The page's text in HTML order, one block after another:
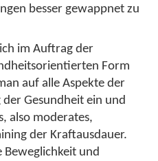
besser gewappnet zu
im Auftrag der
Form
auf alle Aspekte der
Gesundheit ein und
also moderates,
der Kraftausdauer.
Beweglichkeit und